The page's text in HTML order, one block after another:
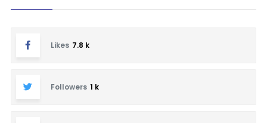
Likes 7.8 k
Followers 1 k